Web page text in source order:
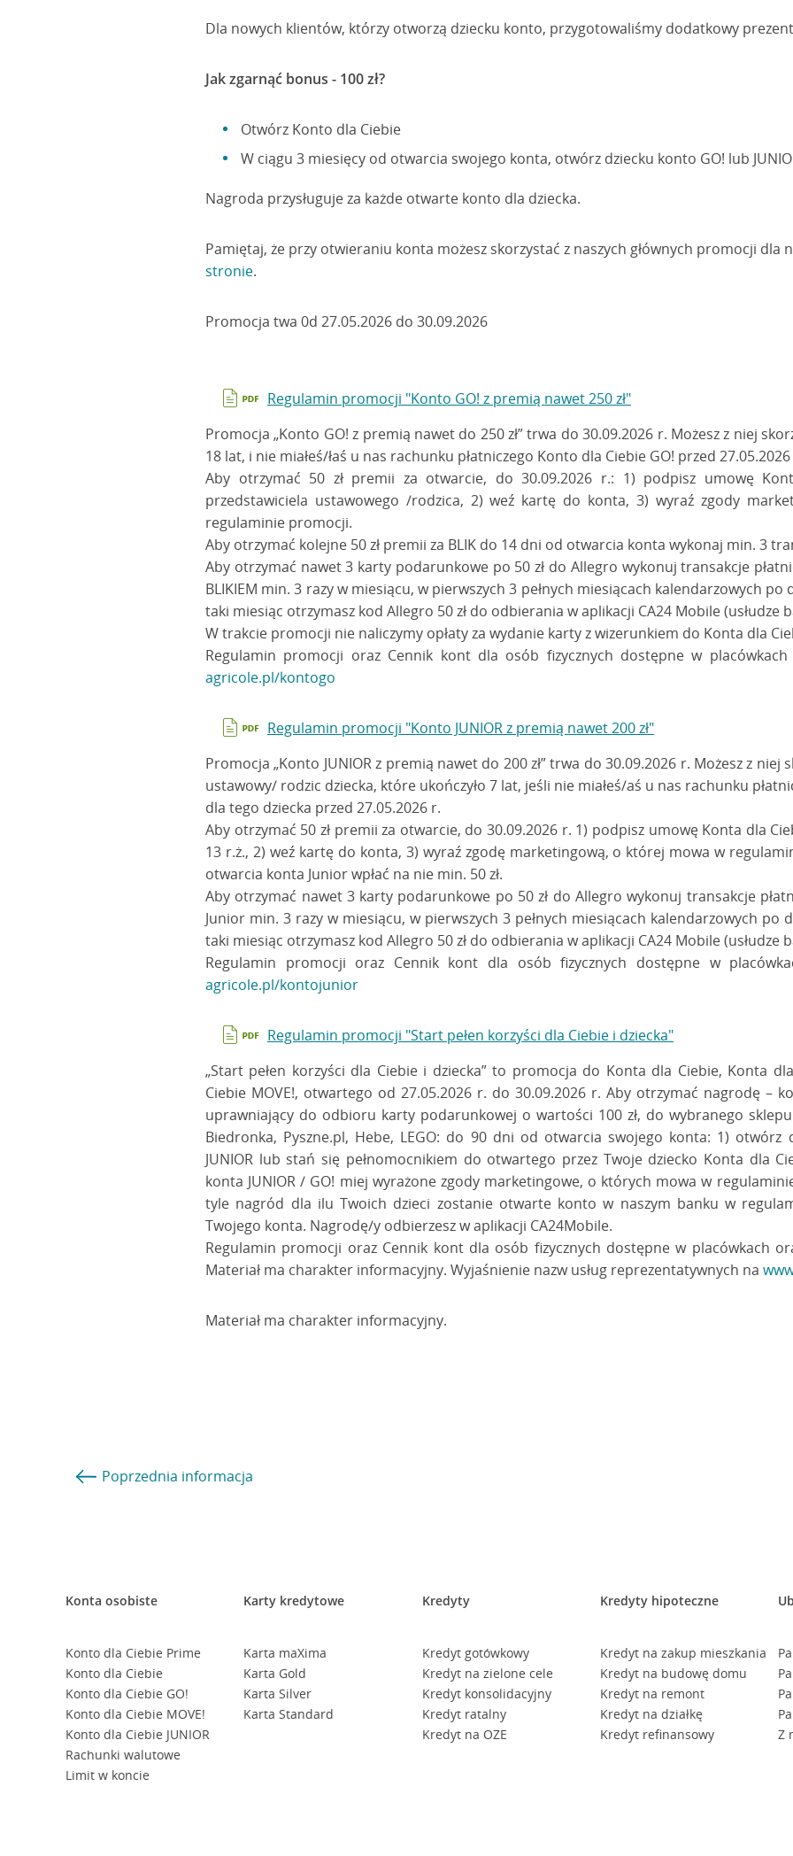
Dla nowych klientów, którzy otworzą dziecku konto, przygotowaliśmy dodatkowy
Jak zgarnąć bonus - 100 zł?
Otwórz Konto dla Ciebie
W ciągu 3 miesięcy od otwarcia swojego konta, otwórz dziecku konto GO! lub
Nagroda przysługuje za każde otwarte konto dla dziecka.
Pamiętaj, że przy otwieraniu konta możesz skorzystać z naszych głównych promocji dla
stronie.
Promocja twa 0d 27.05.2026 do 30.09.2026
Regulamin promocji "Konto GO! z premią nawet 250 zł"
Promocja „Konto GO! z premią nawet do 250 zł” trwa do 30.09.2026 r. Możesz z niej
18 lat, i nie miałeś/łaś u nas rachunku płatniczego Konto dla Ciebie GO! przed
Aby otrzymać 50 zł premii za otwarcie, do 30.09.2026 r.: 1) podpisz umowę
przedstawiciela ustawowego /rodzica, 2) weź kartę do konta, 3) wyraź zgody
regulaminie promocji.
Aby otrzymać kolejne 50 zł premii za BLIK do 14 dni od otwarcia konta wykonaj min. 3
Aby otrzymać nawet 3 karty podarunkowe po 50 zł do Allegro wykonuj transakcje
BLIKIEM min. 3 razy w miesiącu, w pierwszych 3 pełnych miesiącach kalendarzowych
taki miesiąc otrzymasz kod Allegro 50 zł do odbierania w aplikacji CA24 Mobile (usłudze
W trakcie promocji nie naliczymy opłaty za wydanie karty z wizerunkiem do Konta dla
Regulamin promocji oraz Cennik kont dla osób fizycznych dostępne w
agricole.pl/kontogo
Regulamin promocji "Konto JUNIOR z premią nawet 200 zł"
Promocja „Konto JUNIOR z premią nawet do 200 zł” trwa do 30.09.2026 r. Możesz z
ustawowy/ rodzic dziecka, które ukończyło 7 lat, jeśli nie miałeś/aś u nas rachunku
dla tego dziecka przed 27.05.2026 r.
Aby otrzymać 50 zł premii za otwarcie, do 30.09.2026 r. 1) podpisz umowę Konta dla
13 r.ż., 2) weź kartę do konta, 3) wyraź zgodę marketingową, o której mowa w
otwarcia konta Junior wpłać na nie min. 50 zł.
Aby otrzymać nawet 3 karty podarunkowe po 50 zł do Allegro wykonuj transakcje
Junior min. 3 razy w miesiącu, w pierwszych 3 pełnych miesiącach kalendarzowych po
taki miesiąc otrzymasz kod Allegro 50 zł do odbierania w aplikacji CA24 Mobile (usłudze
Regulamin promocji oraz Cennik kont dla osób fizycznych dostępne w
agricole.pl/kontojunior
Regulamin promocji "Start pełen korzyści dla Ciebie i dziecka"
„Start pełen korzyści dla Ciebie i dziecka” to promocja do Konta dla Ciebie, Konta
Ciebie MOVE!, otwartego od 27.05.2026 r. do 30.09.2026 r. Aby otrzymać nagrodę –
uprawniający do odbioru karty podarunkowej o wartości 100 zł, do wybranego
Biedronka, Pyszne.pl, Hebe, LEGO: do 90 dni od otwarcia swojego konta: 1) otwórz
JUNIOR lub stań się pełnomocnikiem do otwartego przez Twoje dziecko Konta dla
konta JUNIOR / GO! miej wyrażone zgody marketingowe, o których mowa w
tyle nagród dla ilu Twoich dzieci zostanie otwarte konto w naszym banku w
Twojego konta. Nagrodę/y odbierzesz w aplikacji CA24Mobile.
Regulamin promocji oraz Cennik kont dla osób fizycznych dostępne w placówkach
Materiał ma charakter informacyjny. Wyjaśnienie nazw usług reprezentatywnych na
Materiał ma charakter informacyjny.
Poprzednia informacja
Konta osobiste
Konto dla Ciebie Prime
Konto dla Ciebie
Konto dla Ciebie GO!
Konto dla Ciebie MOVE!
Konto dla Ciebie JUNIOR
Rachunki walutowe
Limit w koncie
Karty kredytowe
Karta maXima
Karta Gold
Karta Silver
Karta Standard
Kredyty
Kredyt gotówkowy
Kredyt na zielone cele
Kredyt konsolidacyjny
Kredyt ratalny
Kredyt na OZE
Kredyty hipoteczne
Kredyt na zakup mieszkania
Kredyt na budowę domu
Kredyt na remont
Kredyt na działkę
Kredyt refinansowy
Z